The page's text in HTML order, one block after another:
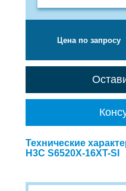
Цена по запросу
Технические
H3C S6520X-16XT-SI